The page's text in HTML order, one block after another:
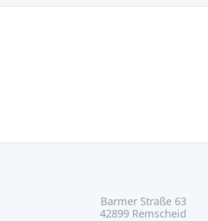
Barmer Straße 63
42899 Remscheid